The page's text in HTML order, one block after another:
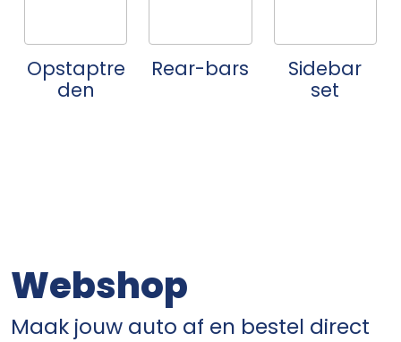
Opstaptre
den
Rear-bars
Sidebar
set
Webshop
Maak jouw auto af en bestel direct